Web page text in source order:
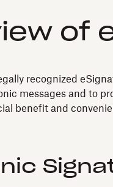
of
recognized
messages and to
benefit and